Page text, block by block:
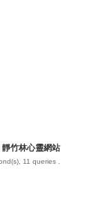
靜竹林心靈網站
11 queries .